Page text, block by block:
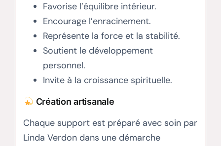
Favorise l’équilibre intérieur.
Encourage l’enracinement.
Représente la force et la stabilité.
Soutient le développement
personnel.
Invite à la croissance spirituelle.
Création artisanale
Chaque support est préparé avec soin par
Linda Verdon dans une démarche